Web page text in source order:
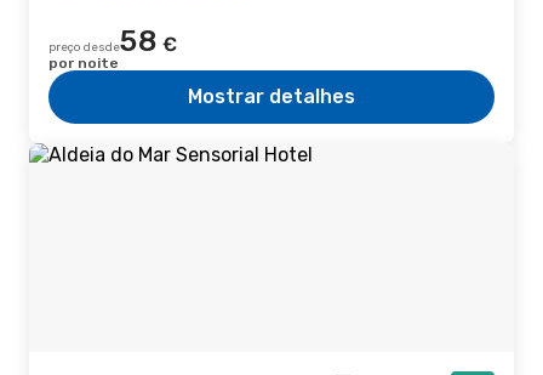
preço desde58 €
por noite
Mostrar detalhes